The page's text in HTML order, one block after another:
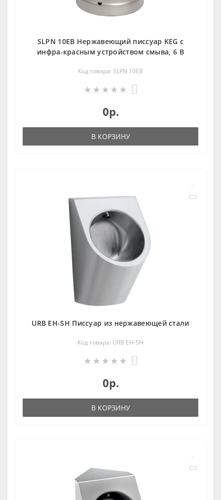
SLPN 10EB Нержавеющий писсуар KEG с
инфра-красным устройством смыва, 6 В
Код товара: SLPN 10EB
0р.
В КОРЗИНУ
URB EH-SH Писсуар из нержавеющей стали
Код товара: URB EH-SH
0р.
В КОРЗИНУ